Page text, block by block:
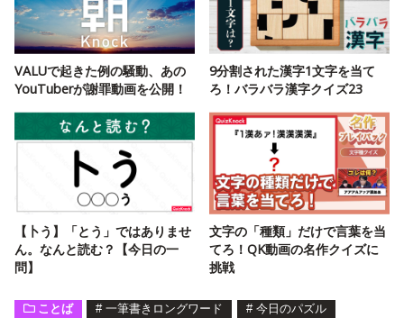
VALUで起きた例の騒動、あの
YouTuberが謝罪動画を公開！
9分割された漢字1文字を当て
ろ！バラバラ漢字クイズ23
【卜う】「とう」ではありませ
ん。なんと読む？【今日の一
問】
文字の「種類」だけで言葉を当
てろ！QK動画の名作クイズに
挑戦
ことば # 一筆書きロングワード # 今日のパズル